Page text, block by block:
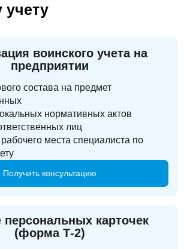
учету
воинского учета на
предприятии
состава на предмет
нормативных актов
лиц
места специалиста по
Получить консультацию
персональных карточек
(форма Т-2)